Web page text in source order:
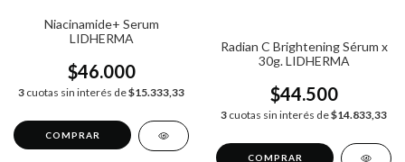
Niacinamide+ Serum
LIDHERMA
$46.000
3 cuotas sin interés de$15.333,33
Radian C Brightening Sérum x
30g. LIDHERMA
$44.500
3 cuotas sin interés de$14.833,33